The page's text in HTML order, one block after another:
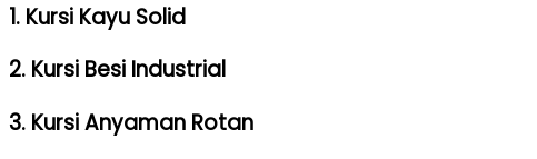
1. Kursi Kayu Solid
2. Kursi Besi Industrial
3. Kursi Anyaman Rotan